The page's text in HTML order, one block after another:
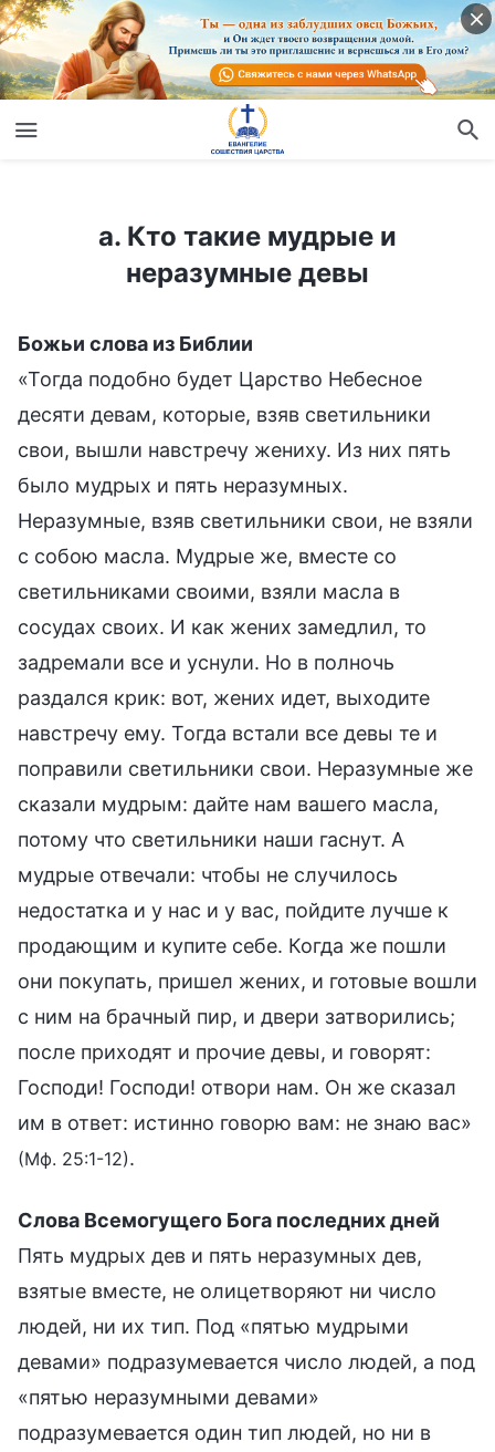
а. Кто такие мудрые и неразумные девы
а. Кто такие мудрые и
неразумные девы
Божьи слова из Библии
«Тогда подобно будет Царство Небесное
десяти девам, которые, взяв светильники
свои, вышли навстречу жениху. Из них пять
было мудрых и пять неразумных.
Неразумные, взяв светильники свои, не взяли
с собою масла. Мудрые же, вместе со
светильниками своими, взяли масла в
сосудах своих. И как жених замедлил, то
задремали все и уснули. Но в полночь
раздался крик: вот, жених идет, выходите
навстречу ему. Тогда встали все девы те и
поправили светильники свои. Неразумные же
сказали мудрым: дайте нам вашего масла,
потому что светильники наши гаснут. А
мудрые отвечали: чтобы не случилось
недостатка и у нас и у вас, пойдите лучше к
продающим и купите себе. Когда же пошли
они покупать, пришел жених, и готовые вошли
с ним на брачный пир, и двери затворились;
после приходят и прочие девы, и говорят:
Господи! Господи! отвори нам. Он же сказал
им в ответ: истинно говорю вам: не знаю вас»
(Мф. 25:1-12).
Слова Всемогущего Бога последних дней
Пять мудрых дев и пять неразумных дев,
взятые вместе, не олицетворяют ни число
людей, ни их тип. Под «пятью мудрыми
девами» подразумевается число людей, а под
«пятью неразумными девами»
подразумевается один тип людей, но ни в